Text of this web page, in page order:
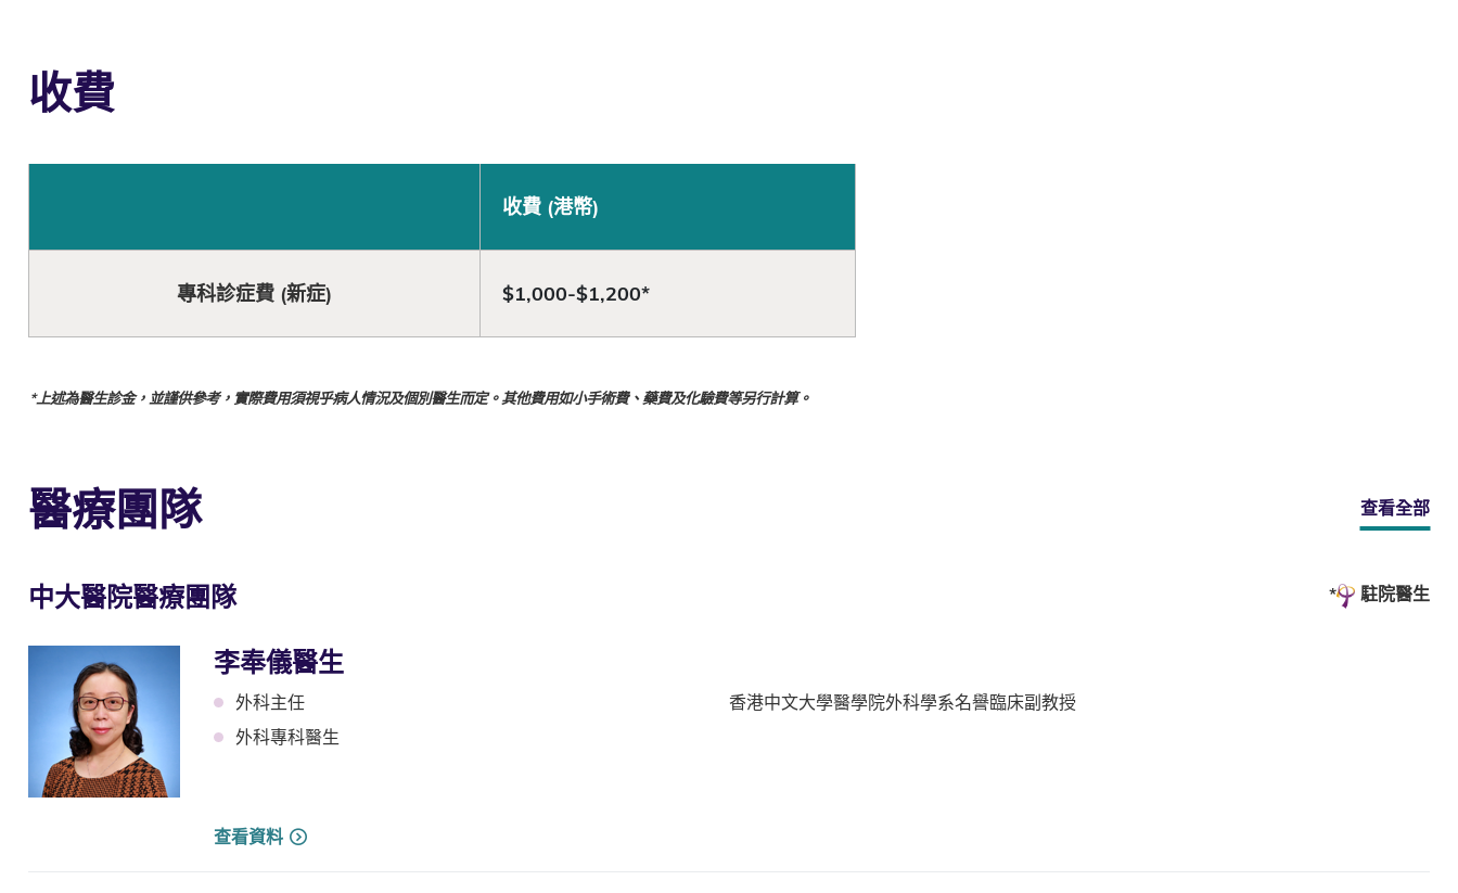
收費
收費 (港幣)
專科診症費 (新症) $1,000-$1,200*
*上述為醫生診金，並謹供參考，實際費用須視乎病人情況及個別醫生而定。其他費用如小手術費、藥費及化驗費等另行計算。
醫療團隊 查看全部
中大醫院醫療團隊 駐院醫生
李奉儀醫生
外科主任
外科專科醫生
香港中文大學醫學院外科學系名譽臨床副教授
查看資料